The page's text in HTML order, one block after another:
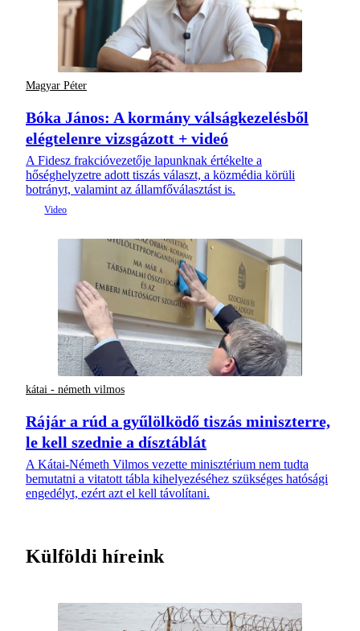
Magyar Péter
Bóka János: A kormány válságkezelésből
elégtelenre vizsgázott + videó
A Fidesz frakcióvezetője lapunknak értékelte a
hőséghelyzetre adott tiszás választ, a közmédia körüli
botrányt, valamint az államfőválasztást is.
kátai - németh vilmos
Rájár a rúd a gyűlölködő tiszás miniszterre,
le kell szednie a dísztáblát
A Kátai-Németh Vilmos vezette minisztérium nem tudta
bemutatni a vitatott tábla kihelyezéséhez szükséges hatósági
engedélyt, ezért azt el kell távolítani.
Külföldi híreink